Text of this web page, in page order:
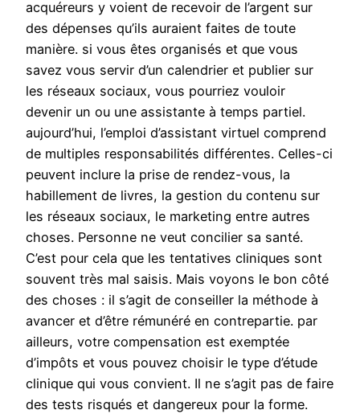
acquéreurs y voient de recevoir de l’argent sur
des dépenses qu’ils auraient faites de toute
manière. si vous êtes organisés et que vous
savez vous servir d’un calendrier et publier sur
les réseaux sociaux, vous pourriez vouloir
devenir un ou une assistante à temps partiel.
aujourd’hui, l’emploi d’assistant virtuel comprend
de multiples responsabilités différentes. Celles-ci
peuvent inclure la prise de rendez-vous, la
habillement de livres, la gestion du contenu sur
les réseaux sociaux, le marketing entre autres
choses. Personne ne veut concilier sa santé.
C’est pour cela que les tentatives cliniques sont
souvent très mal saisis. Mais voyons le bon côté
des choses : il s’agit de conseiller la méthode à
avancer et d’être rémunéré en contrepartie. par
ailleurs, votre compensation est exemptée
d’impôts et vous pouvez choisir le type d’étude
clinique qui vous convient. Il ne s’agit pas de faire
des tests risqués et dangereux pour la forme.